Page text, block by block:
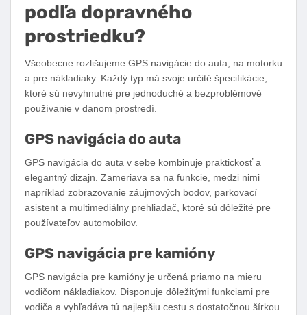
podľa dopravného
prostriedku?
Všeobecne rozlišujeme GPS navigácie do auta, na motorku
a pre nákladiaky. Každý typ má svoje určité špecifikácie,
ktoré sú nevyhnutné pre jednoduché a bezproblémové
používanie v danom prostredí.
GPS navigácia do auta
GPS navigácia do auta v sebe kombinuje praktickosť a
elegantný dizajn. Zameriava sa na funkcie, medzi nimi
napríklad zobrazovanie záujmových bodov, parkovací
asistent a multimediálny prehliadač, ktoré sú dôležité pre
používateľov automobilov.
GPS navigácia pre kamióny
GPS navigácia pre kamióny je určená priamo na mieru
vodičom nákladiakov. Disponuje dôležitými funkciami pre
vodiča a vyhľadáva tú najlepšiu cestu s dostatočnou šírkou